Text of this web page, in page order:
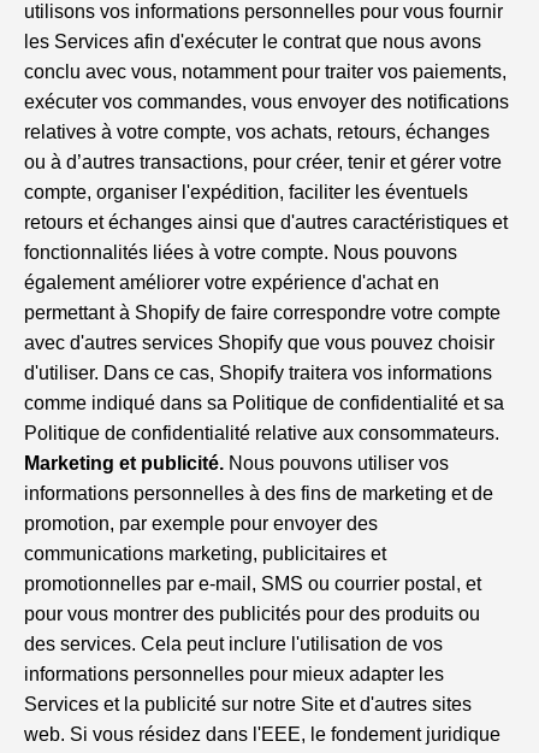
utilisons vos informations personnelles pour vous fournir
les Services afin d'exécuter le contrat que nous avons
conclu avec vous, notamment pour traiter vos paiements,
exécuter vos commandes, vous envoyer des notifications
relatives à votre compte, vos achats, retours, échanges
ou à d’autres transactions, pour créer, tenir et gérer votre
compte, organiser l'expédition, faciliter les éventuels
retours et échanges ainsi que d'autres caractéristiques et
fonctionnalités liées à votre compte. Nous pouvons
également améliorer votre expérience d'achat en
permettant à Shopify de faire correspondre votre compte
avec d'autres services Shopify que vous pouvez choisir
d'utiliser. Dans ce cas, Shopify traitera vos informations
comme indiqué dans sa Politique de confidentialité et sa
Politique de confidentialité relative aux consommateurs.
Marketing et publicité. Nous pouvons utiliser vos
informations personnelles à des fins de marketing et de
promotion, par exemple pour envoyer des
communications marketing, publicitaires et
promotionnelles par e-mail, SMS ou courrier postal, et
pour vous montrer des publicités pour des produits ou
des services. Cela peut inclure l'utilisation de vos
informations personnelles pour mieux adapter les
Services et la publicité sur notre Site et d'autres sites
web. Si vous résidez dans l'EEE, le fondement juridique